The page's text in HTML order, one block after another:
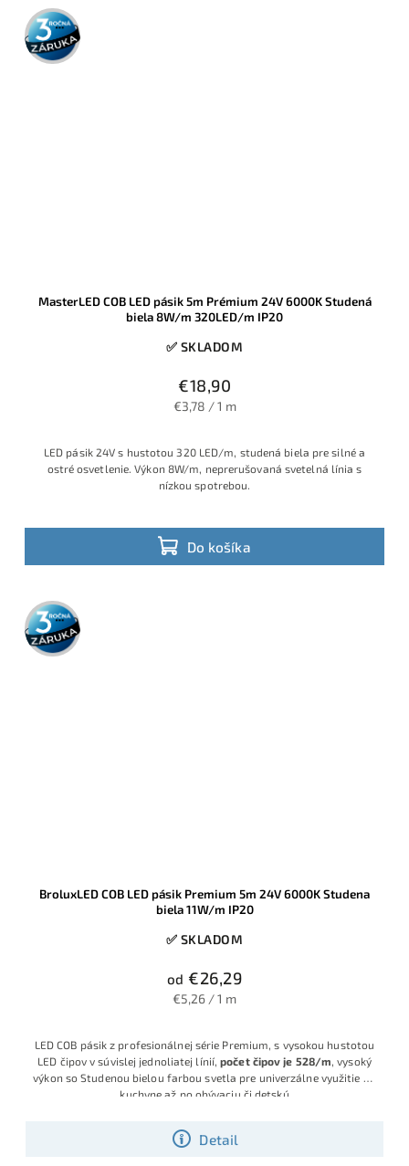
3 roky
záruka
MasterLED COB LED pásik 5m Prémium 24V 6000K Studená
biela 8W/m 320LED/m IP20
✅ SKLADOM
€18,90
€3,78 / 1 m
Do košíka
LED pásik 24V s hustotou 320 LED/m, studená biela pre silné a
ostré osvetlenie. Výkon 8W/m, neprerušovaná svetelná línia s
nízkou spotrebou.
3 roky
záruka
BroluxLED COB LED pásik Premium 5m 24V 6000K Studena
biela 11W/m IP20
✅ SKLADOM
od €26,29
€5,26 / 1 m
Detail
LED COB pásik z profesionálnej série Premium, s vysokou hustotou
LED čipov v súvislej jednoliatej línií,počet čipov je 528/m, vysoký
výkon so Studenou bielou farbou svetla pre univerzálne využitie od
kuchyne až po obývaciu či detskú